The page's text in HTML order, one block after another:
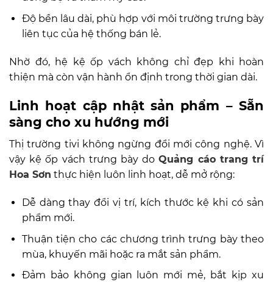
Độ bền lâu dài, phù hợp với môi trường trưng bày
liên tục của hệ thống bán lẻ.
Nhờ đó, hệ kệ ốp vách không chỉ đẹp khi hoàn
thiện mà còn vận hành ổn định trong thời gian dài.
Linh hoạt cập nhật sản phẩm – Sẵn
sàng cho xu hướng mới
Thị trường tivi không ngừng đổi mới công nghệ. Vì
vậy kệ ốp vách trưng bày doQuảng cáo trang trí
Hoa Sơn thực hiện luôn linh hoạt, dễ mở rộng:
Dễ dàng thay đổi vị trí, kích thước kệ khi có sản
phẩm mới.
Thuận tiện cho các chương trình trưng bày theo
mùa, khuyến mãi hoặc ra mắt sản phẩm.
Đảm bảo không gian luôn mới mẻ, bắt kịp xu